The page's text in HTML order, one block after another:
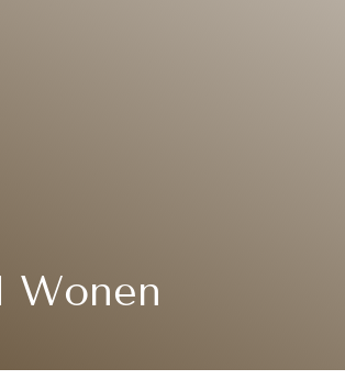
Wonen